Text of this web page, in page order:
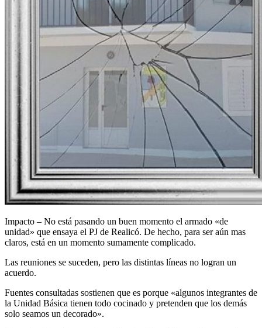
Impacto – No está pasando un buen momento el armado «de
unidad» que ensaya el PJ de Realicó. De hecho, para ser aún mas
claros, está en un momento sumamente complicado.
Las reuniones se suceden, pero las distintas líneas no logran un
acuerdo.
Fuentes consultadas sostienen que es porque «algunos integrantes de
la Unidad Básica tienen todo cocinado y pretenden que los demás
solo seamos un decorado».